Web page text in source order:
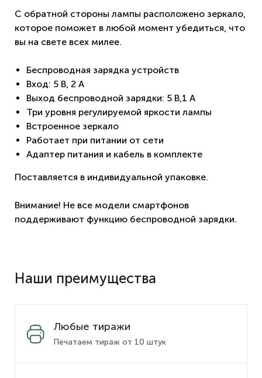
С обратной стороны лампы расположено зеркало,
которое поможет в любой момент убедиться, что
вы на свете всех милее.
Беспроводная зарядка устройств
Вход: 5 В, 2 A
Выход беспроводной зарядки: 5 В,1 A
Три уровня регулируемой яркости лампы
Встроенное зеркало
Работает при питании от сети
Адаптер питания и кабель в комплекте
Поставляется в индивидуальной упаковке.
Внимание! Не все модели смартфонов
поддерживают функцию беспроводной зарядки.
Наши преимущества
Любые тиражи
Печатаем тираж от 10 штук